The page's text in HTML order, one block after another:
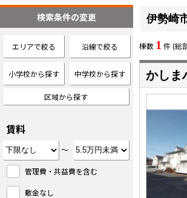
伊勢崎
棟数 1 件 (総
かしま
検索条件の変更
エリアで絞る 沿線で絞る
小学校から探す 中学校から探す
区域から探す
賃料
～
管理費・共益費を含む
敷金なし